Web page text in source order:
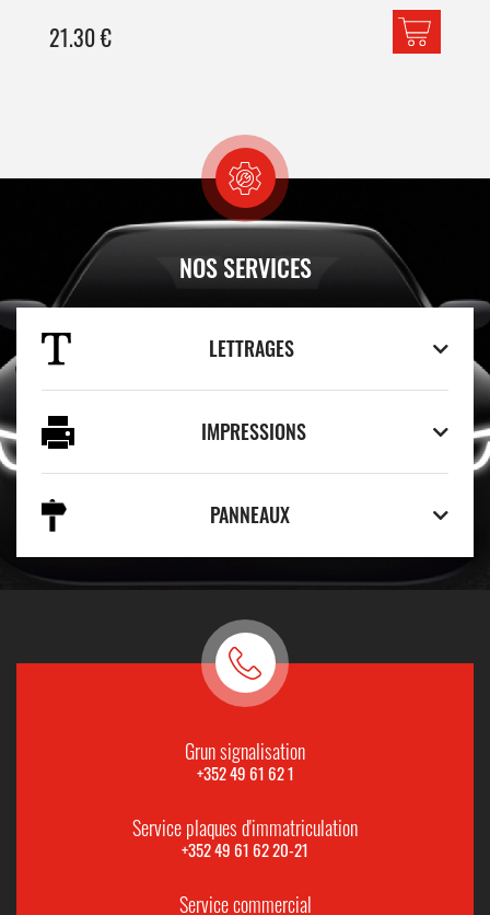
21.30€
NOS SERVICES
LETTRAGES
IMPRESSIONS
PANNEAUX
Grun signalisation
+352 49 61 62 1
Service plaques d'immatriculation
+352 49 61 62 20-21
Service commercial